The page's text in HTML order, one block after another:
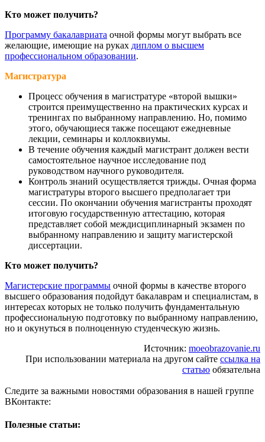
Кто может получить?
Программу бакалавриата очной формы могут выбрать все
желающие, имеющие на руках диплом о высшем
профессиональном образовании.
Магистратура
Процесс обучения в магистратуре «второй вышки»
строится преимущественно на практических курсах и
тренингах по выбранному направлению. Но, помимо
этого, обучающиеся также посещают ежедневные
лекции, семинары и коллоквиумы.
В течение обучения каждый магистрант должен вести
самостоятельное научное исследование под
руководством научного руководителя.
Контроль знаний осуществляется трижды. Очная форма
магистратуры второго высшего предполагает три
сессии. По окончании обучения магистранты проходят
итоговую государственную аттестацию, которая
представляет собой междисциплинарный экзамен по
выбранному направлению и защиту магистерской
диссертации.
Кто может получить?
Магистерские программы очной формы в качестве второго
высшего образования подойдут бакалаврам и специалистам, в
интересах которых не только получить фундаментальную
профессиональную подготовку по выбранному направлению,
но и окунуться в полноценную студенческую жизнь.
Источник: moeobrazovanie.ru
При использовании материала на другом сайте ссылка на
статью обязательна
Следите за важными новостями образования в нашей группе
ВКонтакте:
Полезные статьи: